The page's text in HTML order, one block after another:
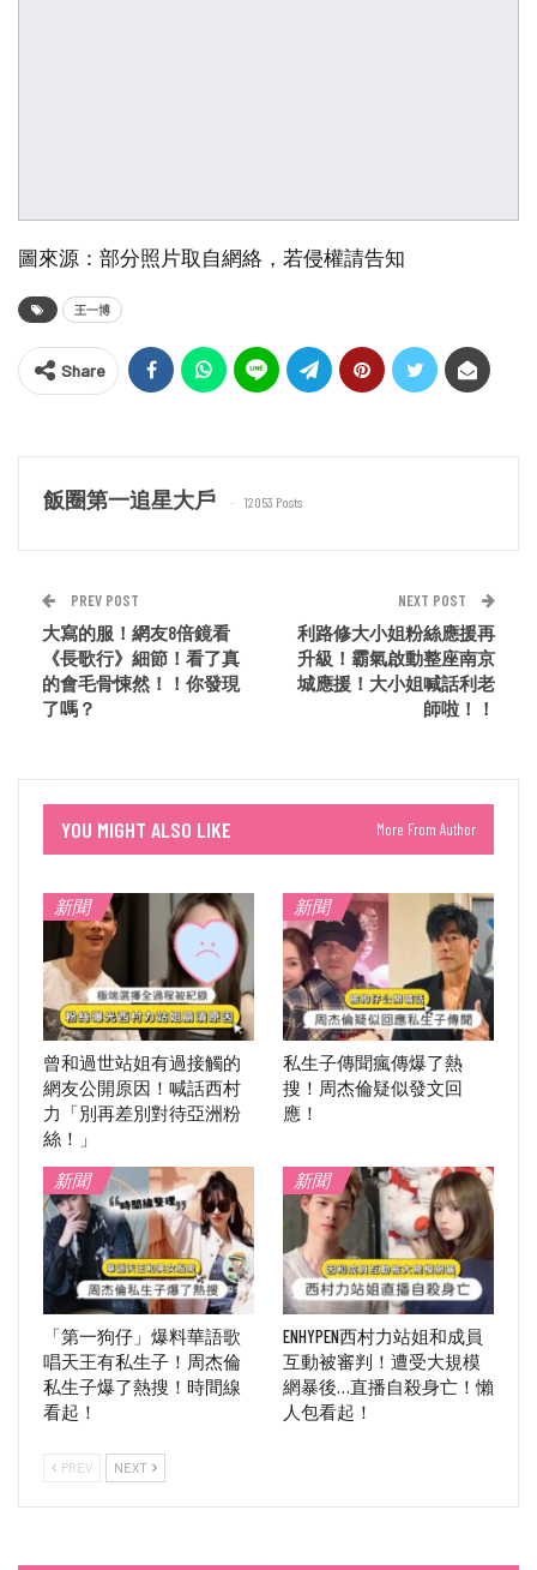
圖來源：部分照片取自網絡，若侵權請告知
王一博
Share
飯圈第一追星大戶 12053 Posts
PREV POST
大寫的服！網友8倍鏡看
《長歌行》細節！看了真
的會毛骨悚然！！你發現
了嗎？
NEXT POST
利路修大小姐粉絲應援再
升級！霸氣啟動整座南京
城應援！大小姐喊話利老
師啦！！
YOU MIGHT ALSO LIKE More From Author
新聞
曾和過世站姐有過接觸的
網友公開原因！喊話西村
力「別再差別對待亞洲粉
絲！」
新聞
私生子傳聞瘋傳爆了熱
搜！周杰倫疑似發文回
應！
新聞
「第一狗仔」爆料華語歌
唱天王有私生子！周杰倫
私生子爆了熱搜！時間線
看起！
新聞
ENHYPEN西村力站姐和成員
互動被審判！遭受大規模
網暴後…直播自殺身亡！懶
人包看起！
PREV NEXT